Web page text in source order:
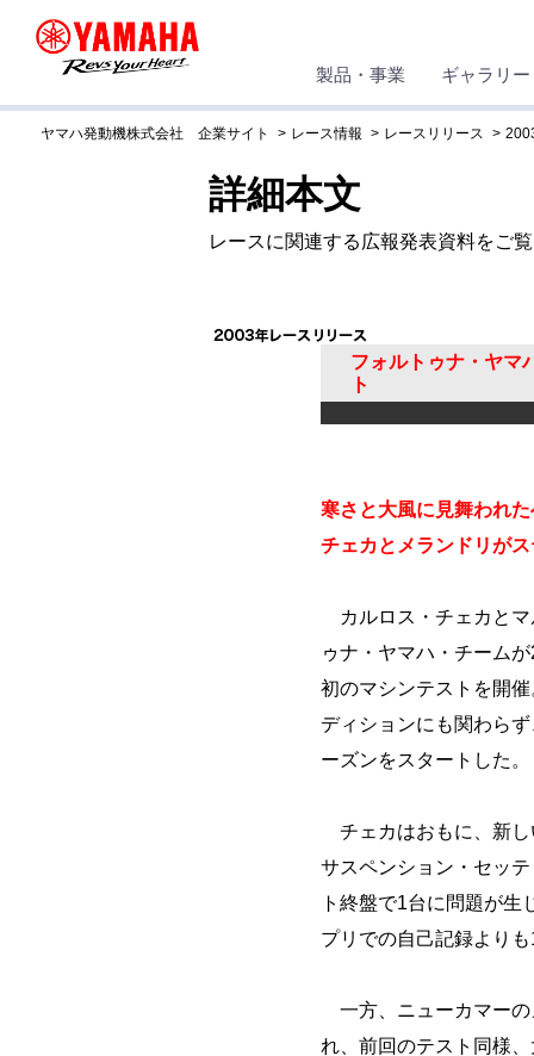
製品・事業 ギャラリー
ヤマハ発動機株式会社 企業サイト レース情報 レースリリース
詳細本文
レースに関連する広報発表資料をご
フォルトゥナ・ヤ
ト
寒さと大風に見舞われ
チェカとメランドリが
カルロス・チェカとマ
ゥナ・ヤマハ・チーム
初のマシンテストを開
ディションにも関わら
ーズンをスタートした。
チェカはおもに、新し
サスペンション・セッ
ト終盤で1台に問題が
プリでの自己記録より
一方、ニューカマーの
れ、前回のテスト同様